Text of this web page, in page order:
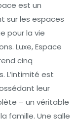
est un
sur les espaces
pour la vie
Luxe, Espace
cinq
L’intimité est
leur
– un véritable
famille. Une salle